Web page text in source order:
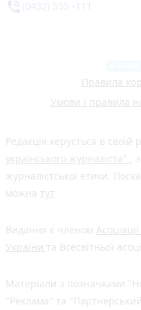
Правила
Умови і правила
Редакція керується в своїй
українського журналіста"
журналістської етики.
можна тут
Видання є членом
України та Всесвітньої
Матеріали з позначками
"Реклама" та